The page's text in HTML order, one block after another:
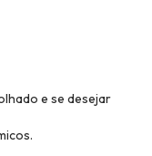
e se desejar